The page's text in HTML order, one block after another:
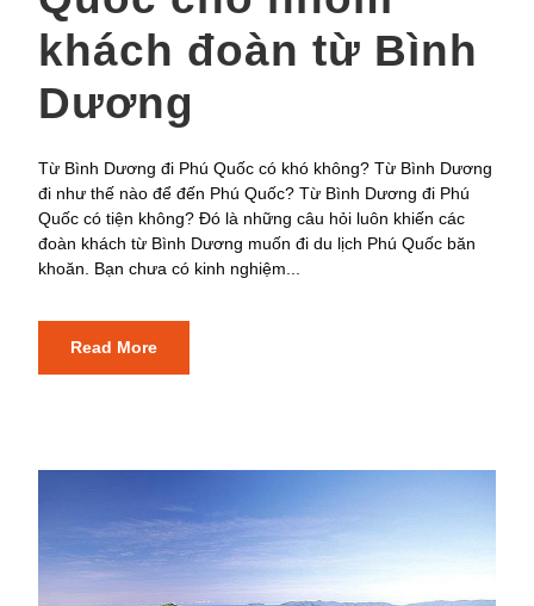
khách đoàn từ Bình
Dương
Từ Bình Dương đi Phú Quốc có khó không? Từ Bình Dương
đi như thế nào để đến Phú Quốc? Từ Bình Dương đi Phú
Quốc có tiện không? Đó là những câu hỏi luôn khiến các
đoàn khách từ Bình Dương muốn đi du lịch Phú Quốc băn
khoăn. Bạn chưa có kinh nghiệm...
Read More